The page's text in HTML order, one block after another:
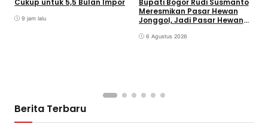
9 jam lalu
Bupati Bogor Rudi Susmanto
Meresmikan Pasar Hewan
Jonggol, Jadi Pasar Hewan
6 Agustus 2026
Berita Terbaru